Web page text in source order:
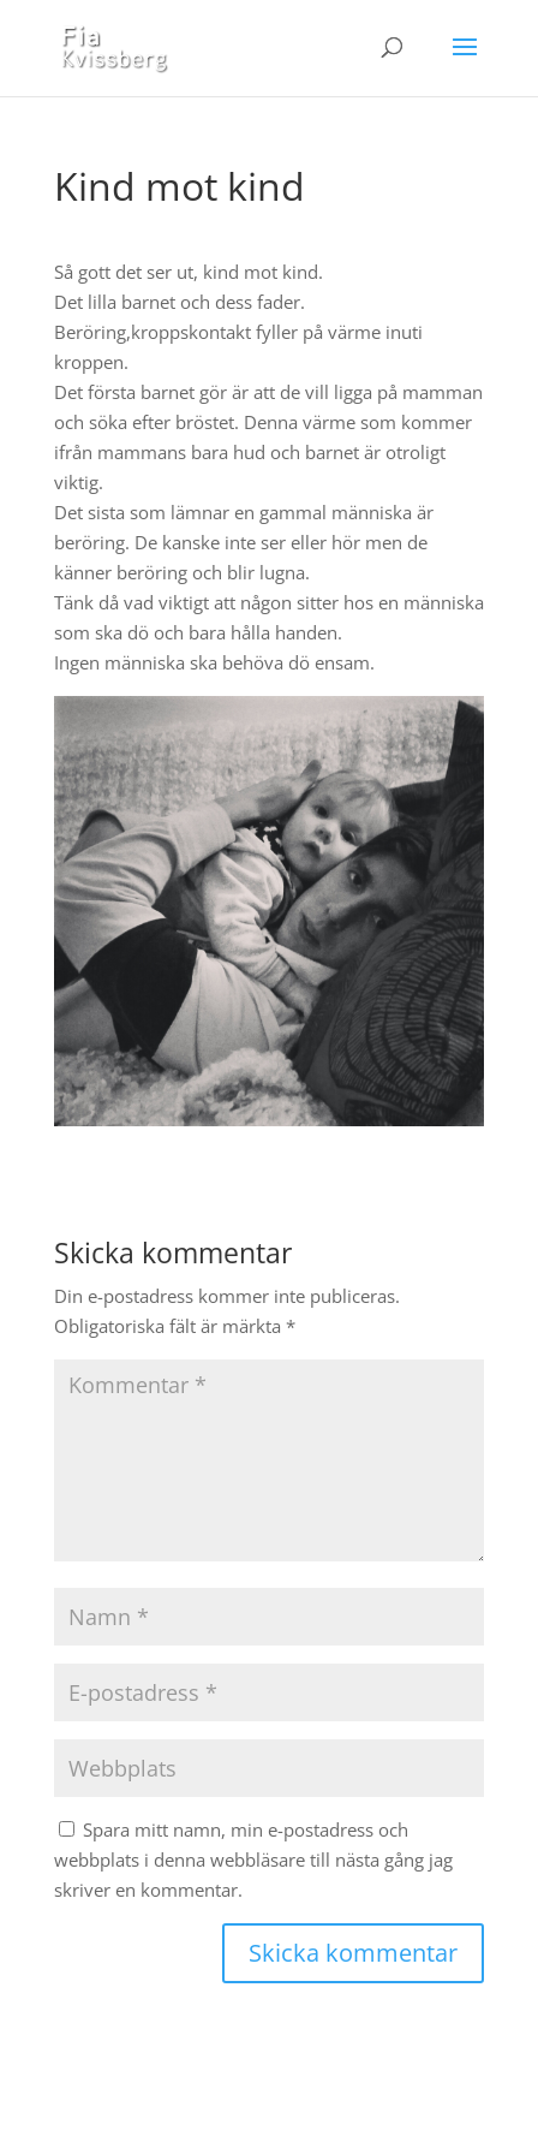
Kind mot kind
Så gott det ser ut, kind mot kind.
Det lilla barnet och dess fader.
Beröring,kroppskontakt fyller på värme inuti
kroppen.
Det första barnet gör är att de vill ligga på mamman
och söka efter bröstet. Denna värme som kommer
ifrån mammans bara hud och barnet är otroligt
viktig.
Det sista som lämnar en gammal människa är
beröring. De kanske inte ser eller hör men de
känner beröring och blir lugna.
Tänk då vad viktigt att någon sitter hos en människa
som ska dö och bara hålla handen.
Ingen människa ska behöva dö ensam.
Skicka kommentar
Din e-postadress kommer inte publiceras.
Obligatoriska fält är märkta *
Spara mitt namn, min e-postadress och
webbplats i denna webbläsare till nästa gång jag
skriver en kommentar.